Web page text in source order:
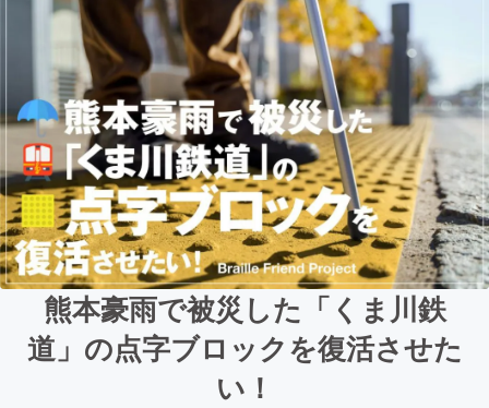
熊本豪雨で被災した「くま川鉄
道」の点字ブロックを復活させた
い！